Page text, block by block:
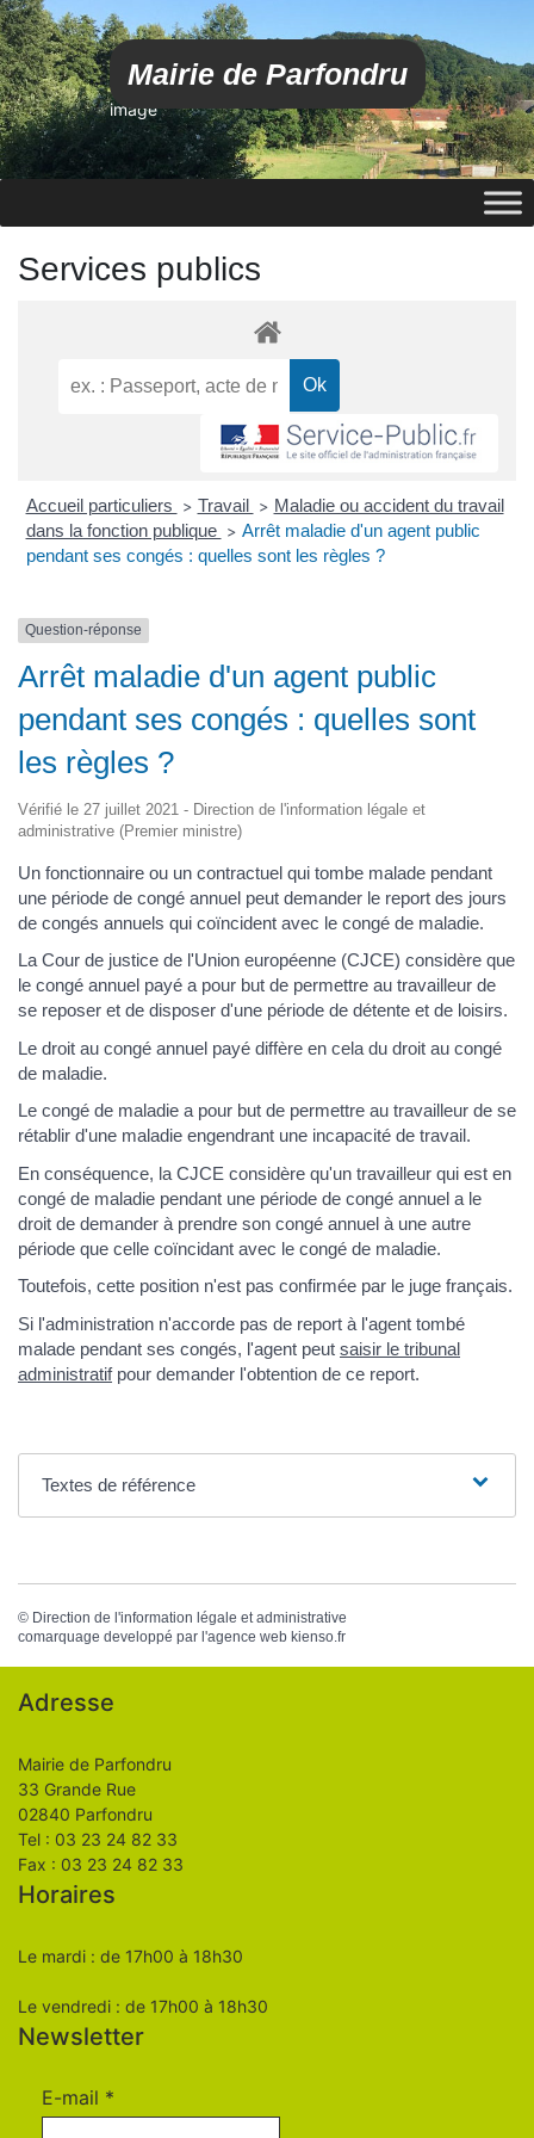
Mairie de Parfondru
image
Services publics
Accueil particuliers > Travail > Maladie ou accident du travail
dans la fonction publique > Arrêt maladie d'un agent public
pendant ses congés : quelles sont les règles ?
Question-réponse
Arrêt maladie d'un agent public
pendant ses congés : quelles sont
les règles ?
Vérifié le 27 juillet 2021 - Direction de l'information légale et
administrative (Premier ministre)
Un fonctionnaire ou un contractuel qui tombe malade pendant
une période de congé annuel peut demander le report des jours
de congés annuels qui coïncident avec le congé de maladie.
La Cour de justice de l'Union européenne (CJCE) considère que
le congé annuel payé a pour but de permettre au travailleur de
se reposer et de disposer d'une période de détente et de loisirs.
Le droit au congé annuel payé diffère en cela du droit au congé
de maladie.
Le congé de maladie a pour but de permettre au travailleur de se
rétablir d'une maladie engendrant une incapacité de travail.
En conséquence, la CJCE considère qu'un travailleur qui est en
congé de maladie pendant une période de congé annuel a le
droit de demander à prendre son congé annuel à une autre
période que celle coïncidant avec le congé de maladie.
Toutefois, cette position n'est pas confirmée par le juge français.
Si l'administration n'accorde pas de report à l'agent tombé
malade pendant ses congés, l'agent peut saisir le tribunal
administratifpour demander l'obtention de ce report.
Textes de référence
© Direction de l'information légale et administrative
comarquage developpé par l'agence web kienso.fr
Adresse
Mairie de Parfondru
33 Grande Rue
02840 Parfondru
Tel : 03 23 24 82 33
Fax : 03 23 24 82 33
Horaires
Le mardi : de 17h00 à 18h30
Le vendredi : de 17h00 à 18h30
Newsletter
E-mail *